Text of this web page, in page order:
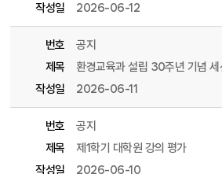
작성일
2026-06-12
번호
공지
제목
환경교육과 설립 30주년 기념 세
작성일
2026-06-11
번호
공지
제목
제1학기 대학원 강의 평가
작성일
2026-06-10